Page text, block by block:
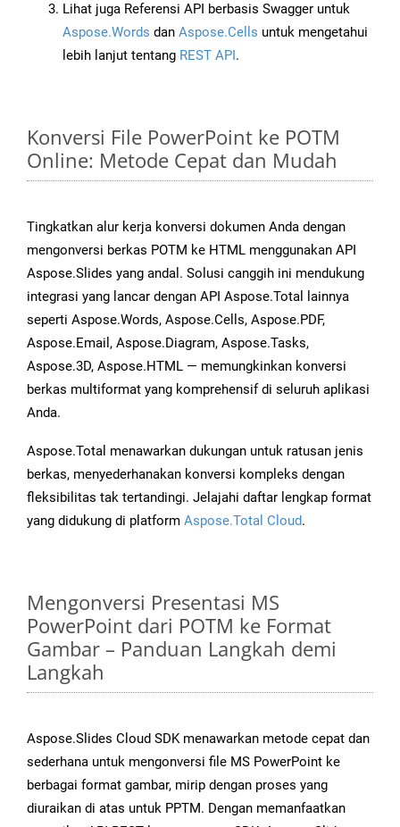
Lihat juga Referensi API berbasis Swagger untuk
Aspose.Words dan Aspose.Cells untuk mengetahui
lebih lanjut tentang REST API.
Konversi File PowerPoint ke POTM
Online: Metode Cepat dan Mudah
Tingkatkan alur kerja konversi dokumen Anda dengan
mengonversi berkas POTM ke HTML menggunakan API
Aspose.Slides yang andal. Solusi canggih ini mendukung
integrasi yang lancar dengan API Aspose.Total lainnya
seperti Aspose.Words, Aspose.Cells, Aspose.PDF,
Aspose.Email, Aspose.Diagram, Aspose.Tasks,
Aspose.3D, Aspose.HTML — memungkinkan konversi
berkas multiformat yang komprehensif di seluruh aplikasi
Anda.
Aspose.Total menawarkan dukungan untuk ratusan jenis
berkas, menyederhanakan konversi kompleks dengan
fleksibilitas tak tertandingi. Jelajahi daftar lengkap format
yang didukung di platform Aspose.Total Cloud.
Mengonversi Presentasi MS
PowerPoint dari POTM ke Format
Gambar – Panduan Langkah demi
Langkah
Aspose.Slides Cloud SDK menawarkan metode cepat dan
sederhana untuk mengonversi file MS PowerPoint ke
berbagai format gambar, mirip dengan proses yang
diuraikan di atas untuk PPTM. Dengan memanfaatkan